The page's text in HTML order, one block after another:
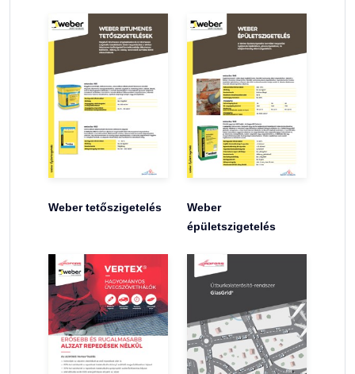
Weber tetőszigetelés
Weber
épületszigetelés